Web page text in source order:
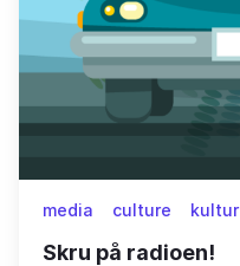
media culture kultur
Skru på radioen!